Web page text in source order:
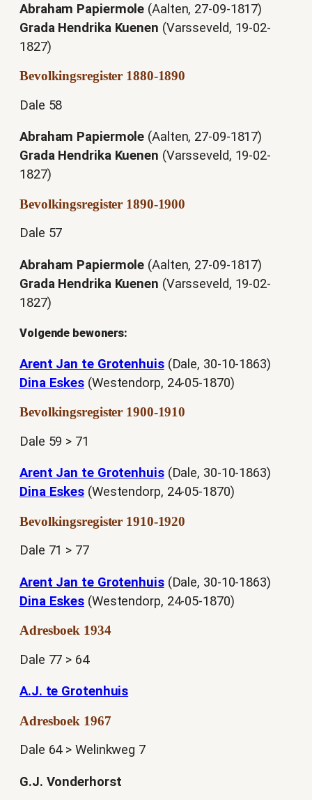
Abraham Papiermole (Aalten, 27-09-1817)
Grada Hendrika Kuenen (Varsseveld, 19-02-
1827)
Bevolkingsregister 1880-1890
Dale 58
Abraham Papiermole (Aalten, 27-09-1817)
Grada Hendrika Kuenen (Varsseveld, 19-02-
1827)
Bevolkingsregister 1890-1900
Dale 57
Abraham Papiermole (Aalten, 27-09-1817)
Grada Hendrika Kuenen (Varsseveld, 19-02-
1827)
Volgende bewoners:
Arent Jan te Grotenhuis(Dale, 30-10-1863)
Dina Eskes (Westendorp, 24-05-1870)
Bevolkingsregister 1900-1910
Dale 59 > 71
Arent Jan te Grotenhuis(Dale, 30-10-1863)
Dina Eskes (Westendorp, 24-05-1870)
Bevolkingsregister 1910-1920
Dale 71 > 77
Arent Jan te Grotenhuis(Dale, 30-10-1863)
Dina Eskes (Westendorp, 24-05-1870)
Adresboek 1934
Dale 77 > 64
A.J. te Grotenhuis
Adresboek 1967
Dale 64 > Welinkweg 7
G.J. Vonderhorst